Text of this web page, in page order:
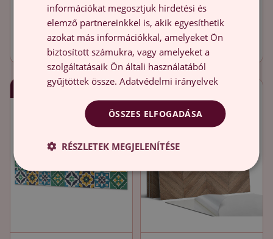
Pvc falburkolat
Halszálkás deszka
19 900.00 HUF
Dekorpanel falra
Halszálkás stílusú deszka
19 900.00 HUF
Gyors szállítás Gyors szállítás
információkat megosztjuk hirdetési és
elemző partnereinkkel is, akik egyesíthetik
azokat más információkkal, amelyeket Ön
biztosított számukra, vagy amelyeket a
szolgáltatásaik Ön általi használatából
gyűjtöttek össze.Adatvédelmi irányelvek
ÖSSZES ELFOGADÁSA
RÉSZLETEK MEGJELENÍTÉSE